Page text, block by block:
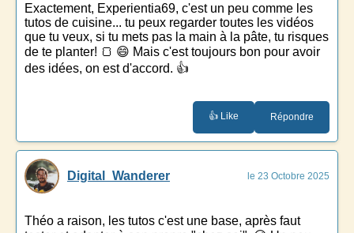
Exactement, Experientia69, c'est un peu comme les
tutos de cuisine... tu peux regarder toutes les vidéos
que tu veux, si tu mets pas la main à la pâte, tu risques
de te planter! 🍞 😄 Mais c'est toujours bon pour avoir
des idées, on est d'accord. 👍
👍 Like Répondre
Digital_Wanderer le 23 Octobre 2025
Théo a raison, les tutos c'est une base, après faut